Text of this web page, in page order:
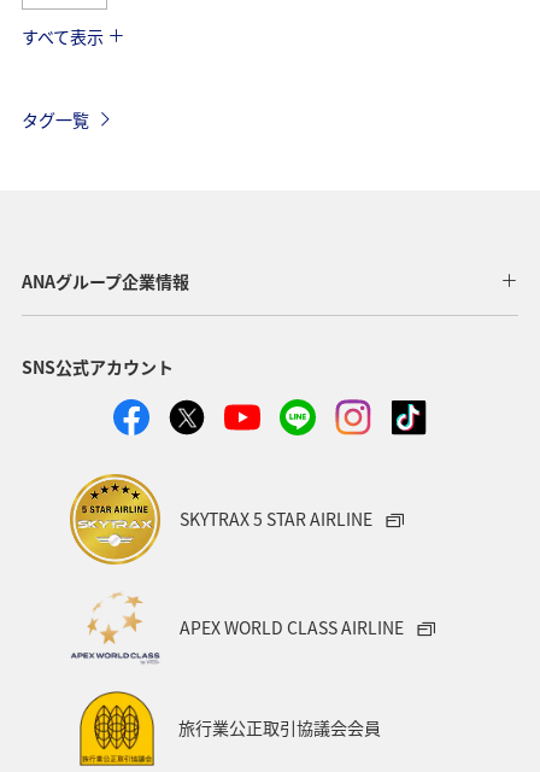
京都府
神戸 冬 自然・植物 ホテル
ANAグルメマイル
静岡県 沖縄 島根県 夜景
女子旅 北陸地方
アオリイカ
すべて表示
タグ一覧
ANAグループ企業情報
SNS公式アカウント
SKYTRAX 5 STAR AIRLINE
APEX WORLD CLASS AIRLINE
旅行業公正取引協議会会員